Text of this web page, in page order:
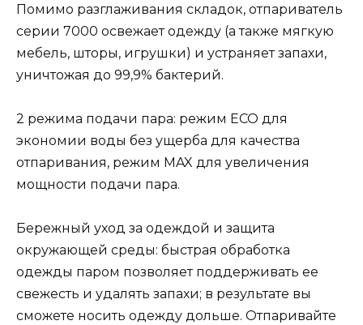
Помимо разглаживания складок, отпариватель
серии 7000 освежает одежду (а также мягкую
мебель, шторы, игрушки) и устраняет запахи,
уничтожая до 99,9% бактерий.
2 режима подачи пара: режим ECO для
экономии воды без ущерба для качества
отпаривания, режим MAX для увеличения
мощности подачи пара.
Бережный уход за одеждой и защита
окружающей среды: быстрая обработка
одежды паром позволяет поддерживать ее
свежесть и удалять запахи; в результате вы
сможете носить одежду дольше. Отпаривайте